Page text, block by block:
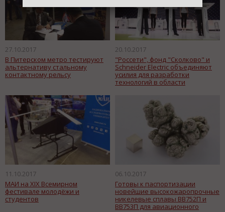
27.10.2017
В Питерском метро тестируют
альтернативу стальному
контактному рельсу
20.10.2017
"Россети", фонд "Сколково" и
Schneider Electric объединяют
усилия для разработки
технологий в области
11.10.2017
МАИ на XIX Всемирном
фестивале молодёжи и
студентов
06.10.2017
Готовы к паспортизации
новейшие высокожаропрочные
никелевые сплавы ВВ752П и
ВВ753П для авиационного